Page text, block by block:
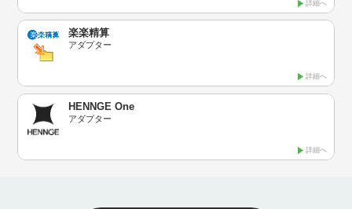
詳細へ
楽楽精算
アダプター
詳細へ
HENNGE One
アダプター
詳細へ